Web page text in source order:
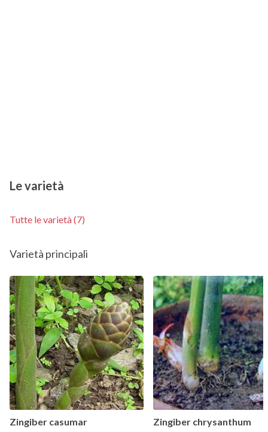
Le varietà
Tutte le varietà (7)
Varietà principali
Zingiber casumar Zingiber chrysanthum